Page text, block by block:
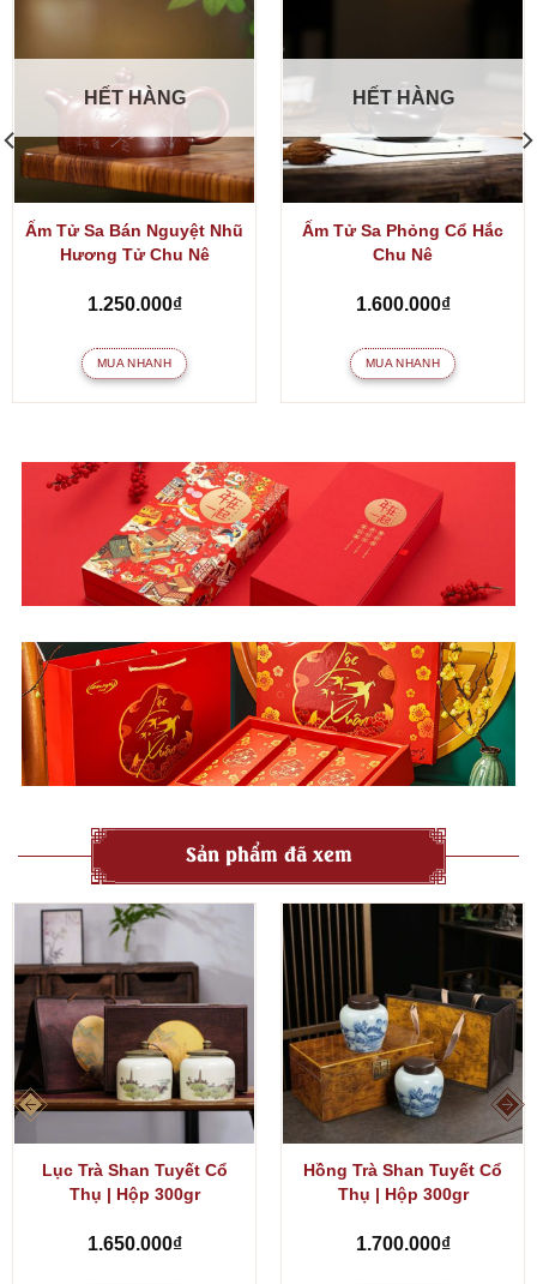
HẾT HÀNG
Ấm Tử Sa Bán Nguyệt Nhũ
Hương Tử Chu Nê
1.250.000₫
MUA NHANH
HẾT HÀNG
Ấm Tử Sa Phỏng Cổ Hắc
Chu Nê
1.600.000₫
MUA NHANH
Sản phẩm đã xem
Lục Trà Shan Tuyết Cổ
Thụ | Hộp 300gr
1.650.000₫
Hồng Trà Shan Tuyết Cổ
Thụ | Hộp 300gr
1.700.000₫